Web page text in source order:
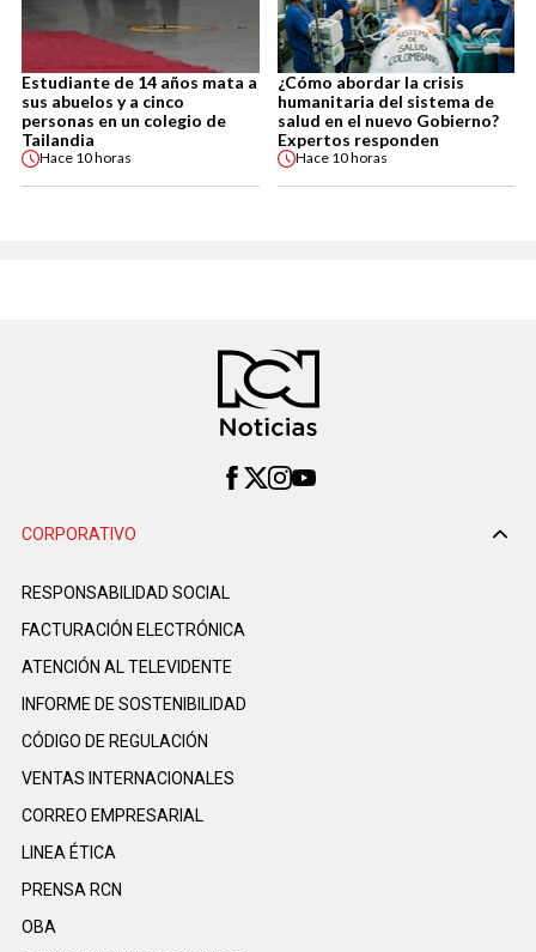
Estudiante de 14 años mata a
sus abuelos y a cinco
personas en un colegio de
Tailandia
Hace 10 horas
¿Cómo abordar la crisis
humanitaria del sistema de
salud en el nuevo Gobierno?
Expertos responden
Hace 10 horas
CORPORATIVO
RESPONSABILIDAD SOCIAL
FACTURACIÓN ELECTRÓNICA
ATENCIÓN AL TELEVIDENTE
INFORME DE SOSTENIBILIDAD
CÓDIGO DE REGULACIÓN
VENTAS INTERNACIONALES
CORREO EMPRESARIAL
LINEA ÉTICA
PRENSA RCN
OBA